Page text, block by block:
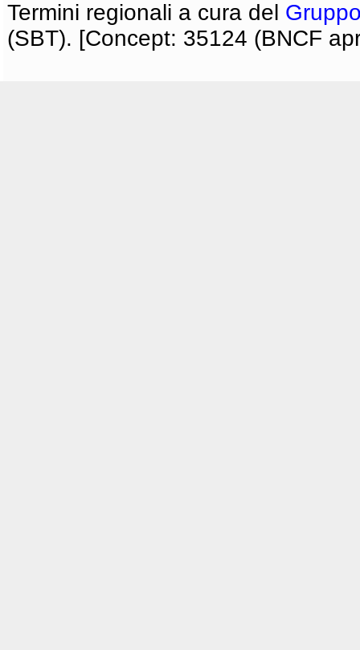
Termini regionali a cura del
(SBT). [Concept: 35124 (BNCF